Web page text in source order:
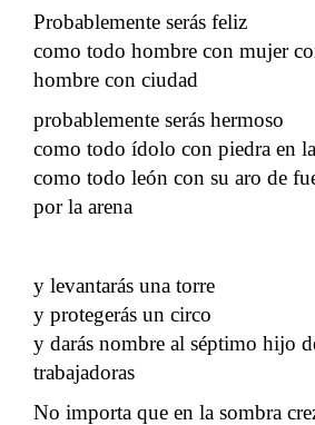
Probablemente serás feliz
como todo hombre con mujer
hombre con ciudad
probablemente serás hermoso
como todo ídolo con piedra en
como todo león con su aro de
por la arena
y levantarás una torre
y protegerás un circo
y darás nombre al séptimo hijo
trabajadoras
No importa que en la sombra